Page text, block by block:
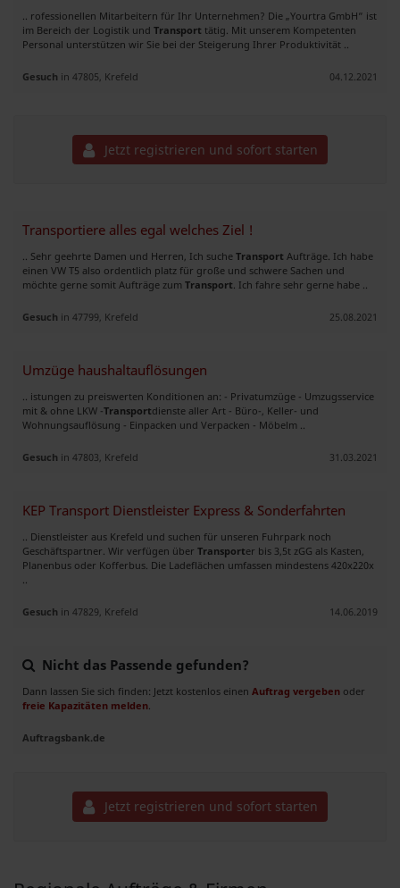
.. rofessionellen Mitarbeitern für Ihr Unternehmen? Die „Yourtra GmbH“ ist
im Bereich der Logistik und Transport tätig. Mit unserem Kompetenten
Personal unterstützen wir Sie bei der Steigerung Ihrer Produktivität ..
Gesuch in 47805, Krefeld 04.12.2021
Jetzt registrieren und sofort starten
Transportiere alles egal welches Ziel !
.. Sehr geehrte Damen und Herren, Ich suche Transport Aufträge. Ich habe
einen VW T5 also ordentlich platz für große und schwere Sachen und
möchte gerne somit Aufträge zum Transport. Ich fahre sehr gerne habe ..
Gesuch in 47799, Krefeld 25.08.2021
Umzüge haushaltauflösungen
.. istungen zu preiswerten Konditionen an: - Privatumzüge - Umzugsservice
mit & ohne LKW -Transportdienste aller Art - Büro-, Keller- und
Wohnungsauflösung - Einpacken und Verpacken - Möbelm ..
Gesuch in 47803, Krefeld 31.03.2021
KEP Transport Dienstleister Express & Sonderfahrten
.. Dienstleister aus Krefeld und suchen für unseren Fuhrpark noch
Geschäftspartner. Wir verfügen über Transporter bis 3,5t zGG als Kasten,
Planenbus oder Kofferbus. Die Ladeflächen umfassen mindestens 420x220x
..
Gesuch in 47829, Krefeld 14.06.2019
Nicht das Passende gefunden?
Dann lassen Sie sich finden: Jetzt kostenlos einen Auftrag vergeben oder
freie Kapazitäten melden.
Auftragsbank.de
Jetzt registrieren und sofort starten